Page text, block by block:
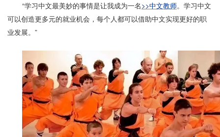
“学习中文最美妙的事情是让我成为一名>>中文教师。学习中文
可以创造更多元的就业机会，每个人都可以借助中文实现更好的职
业发展。”